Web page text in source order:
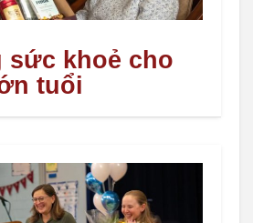
sức khoẻ cho
tuổi